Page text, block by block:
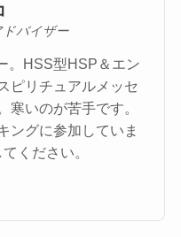
ドバイザー
。HSS型HSP＆エン
ピリチュアルメッセ
寒いのが苦手です。
ングに参加していま
ください。